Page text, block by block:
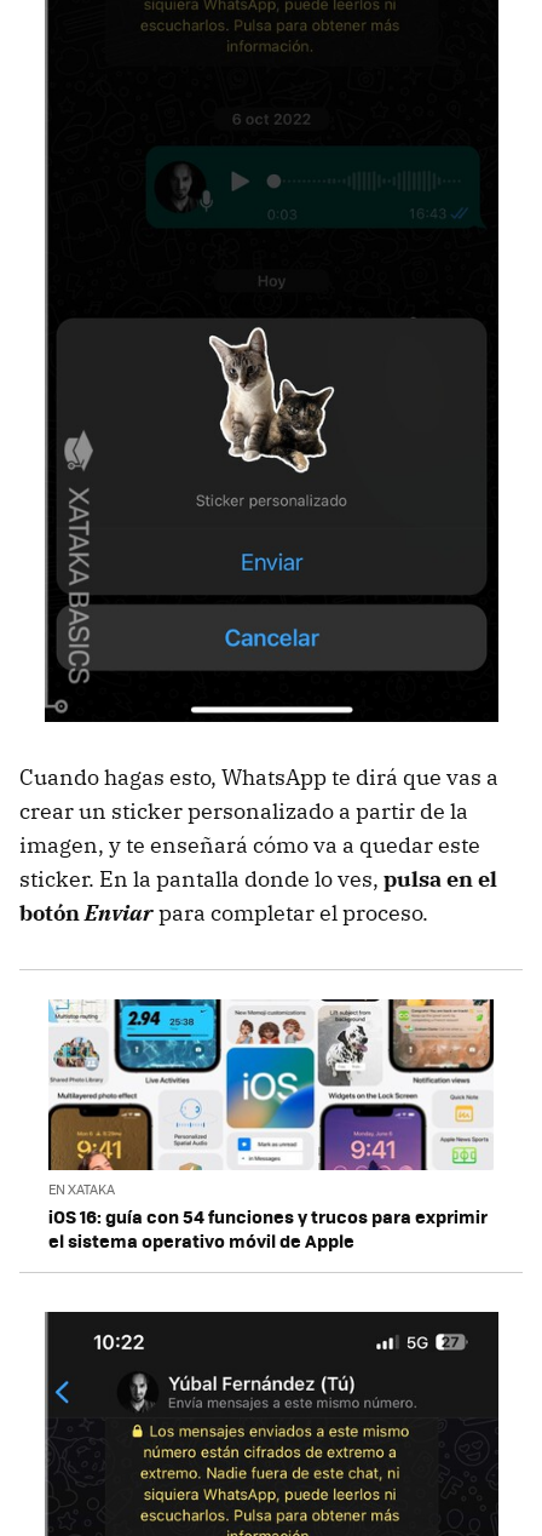
Cuando hagas esto, WhatsApp te dirá que vas a
crear un sticker personalizado a partir de la
imagen, y te enseñará cómo va a quedar este
sticker. En la pantalla donde lo ves, pulsa en el
botónEnviarpara completar el proceso.
EN XATAKA
iOS 16: guía con 54 funciones y trucos para exprimir
el sistema operativo móvil de Apple